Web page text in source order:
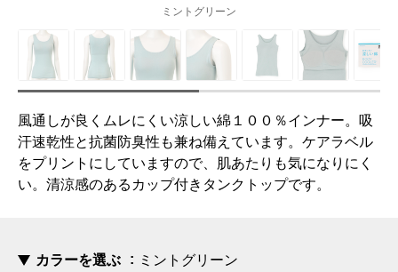
ミントグリーン
風通しが良くムレにくい涼しい綿１００％インナー。吸
汗速乾性と抗菌防臭性も兼ね備えています。ケアラベル
をプリントにしていますので、肌あたりも気になりにく
い。清涼感のあるカップ付きタンクトップです。
カラーを選ぶ ミントグリーン